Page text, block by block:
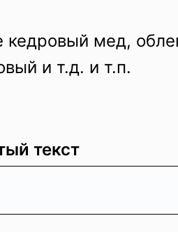
кедровый мед,
и т.д. и т.п.
текст